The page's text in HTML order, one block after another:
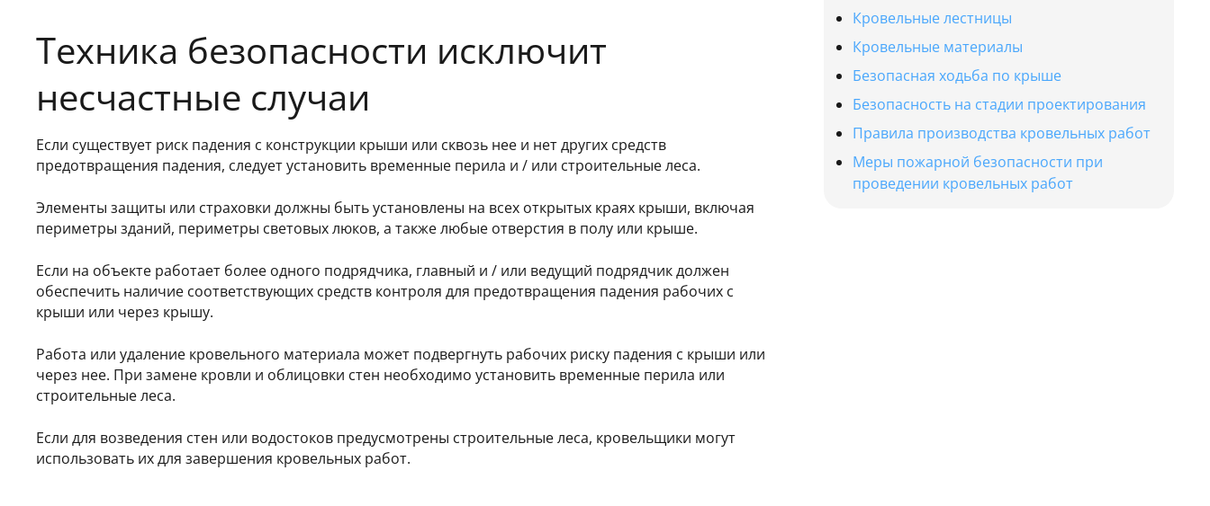
Техника безопасности исключит
несчастные случаи
Если существует риск падения с конструкции крыши или сквозь нее и нет других средств
предотвращения падения, следует установить временные перила и / или строительные леса.
Элементы защиты или страховки должны быть установлены на всех открытых краях крыши, включая
периметры зданий, периметры световых люков, а также любые отверстия в полу или крыше.
Если на объекте работает более одного подрядчика, главный и / или ведущий подрядчик должен
обеспечить наличие соответствующих средств контроля для предотвращения падения рабочих с
крыши или через крышу.
Работа или удаление кровельного материала может подвергнуть рабочих риску падения с крыши или
через нее. При замене кровли и облицовки стен необходимо установить временные перила или
строительные леса.
Если для возведения стен или водостоков предусмотрены строительные леса, кровельщики могут
использовать их для завершения кровельных работ.
Кровельные лестницы
Кровельные материалы
Безопасная ходьба по крыше
Безопасность на стадии проектирования
Правила производства кровельных работ
Меры пожарной безопасности при
проведении кровельных работ